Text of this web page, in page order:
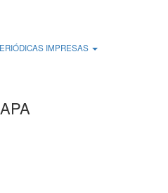
IMPRESAS